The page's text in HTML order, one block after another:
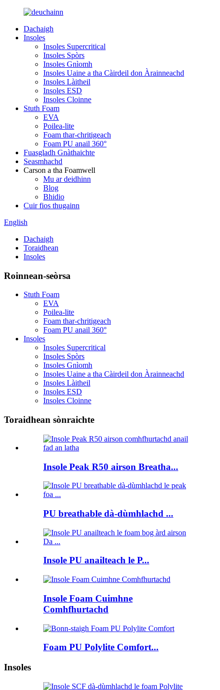
Dachaigh
Insoles
Insoles Supercritical
Insoles Spòrs
Insoles Gnìomh
Insoles Uaine a tha Càirdeil don Àrainneachd
Insoles Làitheil
Insoles ESD
Insoles Cloinne
Stuth Foam
EVA
Poilea-lite
Foam thar-chritigeach
Foam PU anail 360°
Fuasgladh Gnàthaichte
Seasmhachd
Carson a tha Foamwell
Mu ar deidhinn
Blog
Bhidio
Cuir fios thugainn
English
Dachaigh
Toraidhean
Insoles
Roinnean-seòrsa
Stuth Foam
EVA
Poilea-lite
Foam thar-chritigeach
Foam PU anail 360°
Insoles
Insoles Supercritical
Insoles Spòrs
Insoles Gnìomh
Insoles Uaine a tha Càirdeil don Àrainneachd
Insoles Làitheil
Insoles ESD
Insoles Cloinne
Toraidhean sònraichte
Insole Peak R50 airson Breatha...
PU breathable dà-dùmhlachd ...
Insole PU anailteach le P...
Insole Foam Cuimhne
Comhfhurtachd
Foam PU Polylite Comfort...
Insoles